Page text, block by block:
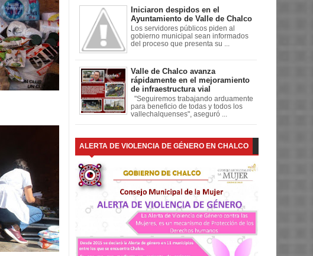
Iniciaron despidos en el
Ayuntamiento de Valle de Chalco
Los servidores públicos piden al
gobierno municipal sean informados
del proceso que presenta su ...
Valle de Chalco avanza
rápidamente en el mejoramiento
de infraestructura vial
"Seguiremos trabajando arduamente
para beneficio de todas y todos los
vallechalquenses", aseguró ...
ALERTA DE VIOLENCIA DE GÉNERO EN CHALCO